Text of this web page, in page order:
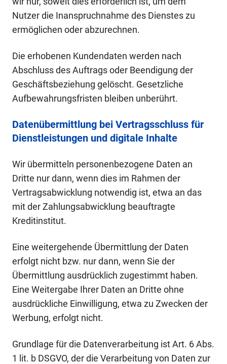
Nutzer die Inanspruchnahme des Dienstes zu
ermöglichen oder abzurechnen.
Die erhobenen Kundendaten werden nach
Abschluss des Auftrags oder Beendigung der
Geschäftsbeziehung gelöscht. Gesetzliche
Aufbewahrungsfristen bleiben unberührt.
Datenübermittlung bei Vertragsschluss für
Dienstleistungen und digitale Inhalte
Wir übermitteln personenbezogene Daten an
Dritte nur dann, wenn dies im Rahmen der
Vertragsabwicklung notwendig ist, etwa an das
mit der Zahlungsabwicklung beauftragte
Kreditinstitut.
Eine weitergehende Übermittlung der Daten
erfolgt nicht bzw. nur dann, wenn Sie der
Übermittlung ausdrücklich zugestimmt haben.
Eine Weitergabe Ihrer Daten an Dritte ohne
ausdrückliche Einwilligung, etwa zu Zwecken der
Werbung, erfolgt nicht.
Grundlage für die Datenverarbeitung ist Art. 6 Abs.
1 lit. b DSGVO, der die Verarbeitung von Daten zur